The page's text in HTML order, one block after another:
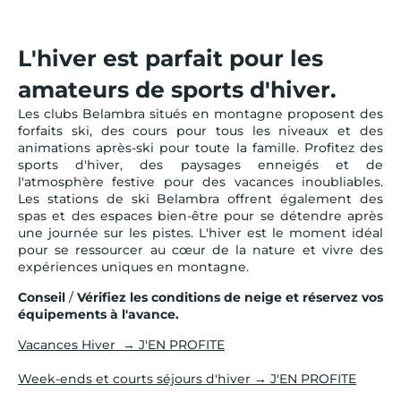
L'hiver est parfait pour les
amateurs de sports d'hiver.
Les clubs Belambra situés en montagne proposent des
forfaits ski, des cours pour tous les niveaux et des
animations après-ski pour toute la famille. Profitez des
sports d'hiver, des paysages enneigés et de
l'atmosphère festive pour des vacances inoubliables.
Les stations de ski Belambra offrent également des
spas et des espaces bien-être pour se détendre après
une journée sur les pistes. L'hiver est le moment idéal
pour se ressourcer au cœur de la nature et vivre des
expériences uniques en montagne.
Conseil /Vérifiez les conditions de neige et réservez vos
équipements à l'avance.
Vacances Hiver → J'EN PROFITE
Week-ends et courts séjours d'hiver → J'EN PROFITE